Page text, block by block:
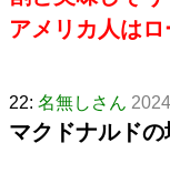
アメリカ人は
22: 名無しさん
マクドナルド